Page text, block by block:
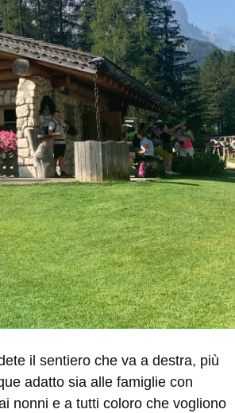
il sentiero che va a destra, più
adatto sia alle famiglie con
nonni e a tutti coloro che vogliono